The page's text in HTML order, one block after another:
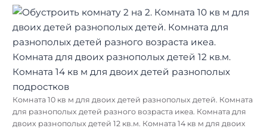
Комната 10 кв м для двоих детей разнополых детей. Комната
для разнополых детей разного возраста икеа. Комната для
двоих разнополых детей 12 кв.м. Комната 14 кв м для двоих